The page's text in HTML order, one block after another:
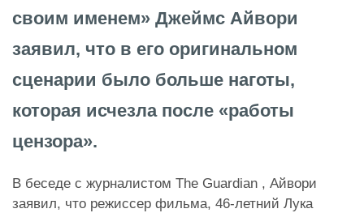
своим именем» Джеймс Айвори
заявил, что в его оригинальном
сценарии было больше наготы,
которая исчезла после «работы
цензора».
В беседе с журналистом The Guardian , Айвори
заявил, что режиссер фильма, 46-летний Лука